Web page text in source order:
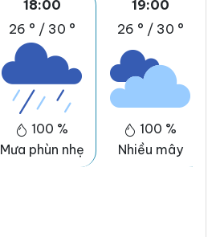
18:00
26 ° / 30 °
100 %
Mưa phùn nhẹ
19:00
26 ° / 30 °
100 %
Nhiều mây